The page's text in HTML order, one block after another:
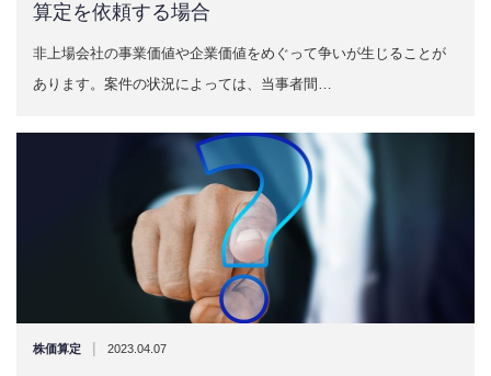
算定を依頼する場合
非上場会社の事業価値や企業価値をめぐって争いが生じることが
あります。案件の状況によっては、当事者間…
株価算定 | 2023.04.07